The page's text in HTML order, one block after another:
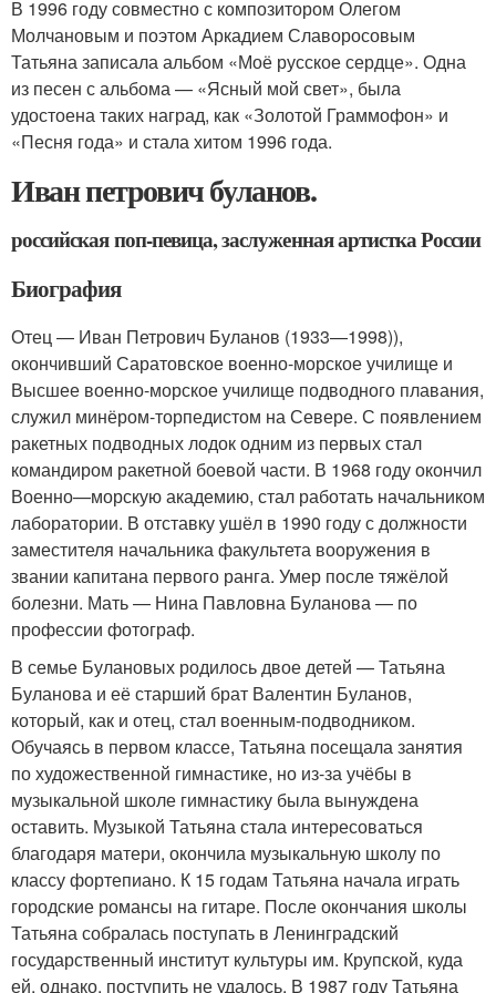
В 1996 году совместно с композитором Олегом
Молчановым и поэтом Аркадием Славоросовым
Татьяна записала альбом «Моё русское сердце». Одна
из песен с альбома — «Ясный мой свет», была
удостоена таких наград, как «Золотой Граммофон» и
«Песня года» и стала хитом 1996 года.
Иван петрович буланов.
российская поп-певица, заслуженная артистка России
Биография
Отец — Иван Петрович Буланов (1933—1998)),
окончивший Саратовское военно-морское училище и
Высшее военно-морское училище подводного плавания,
служил минёром-торпедистом на Севере. С появлением
ракетных подводных лодок одним из первых стал
командиром ракетной боевой части. В 1968 году окончил
Военно—морскую академию, стал работать начальником
лаборатории. В отставку ушёл в 1990 году с должности
заместителя начальника факультета вооружения в
звании капитана первого ранга. Умер после тяжёлой
болезни. Мать — Нина Павловна Буланова — по
профессии фотограф.
В семье Булановых родилось двое детей — Татьяна
Буланова и её старший брат Валентин Буланов,
который, как и отец, стал военным-подводником.
Обучаясь в первом классе, Татьяна посещала занятия
по художественной гимнастике, но из-за учёбы в
музыкальной школе гимнастику была вынуждена
оставить. Музыкой Татьяна стала интересоваться
благодаря матери, окончила музыкальную школу по
классу фортепиано. К 15 годам Татьяна начала играть
городские романсы на гитаре. После окончания школы
Татьяна собралась поступать в Ленинградский
государственный институт культуры им. Крупской, куда
ей, однако, поступить не удалось. В 1987 году Татьяна